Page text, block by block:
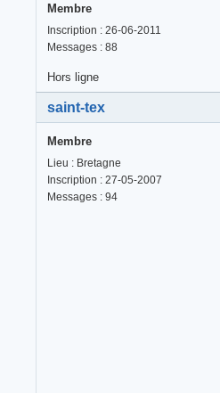
Membre
Inscription : 26-06-2011
Messages : 88
Hors ligne
saint-tex
Membre
Lieu : Bretagne
Inscription : 27-05-2007
Messages : 94